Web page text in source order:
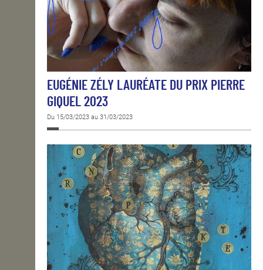
EUGÉNIE ZÉLY LAURÉATE DU PRIX PIERRE
GIQUEL 2023
Du 15/03/2023 au 31/03/2023